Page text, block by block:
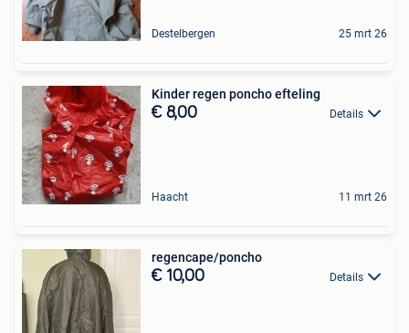
Destelbergen 25 mrt 26
Kinder regen poncho efteling
€ 8,00 Details
Haacht 11 mrt 26
regencape/poncho
€ 10,00 Details